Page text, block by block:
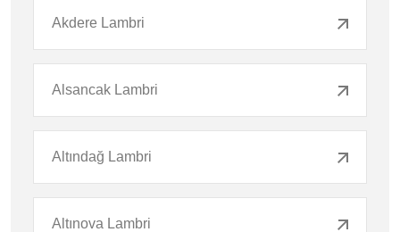
Akdere Lambri
Alsancak Lambri
Altındağ Lambri
Altınova Lambri